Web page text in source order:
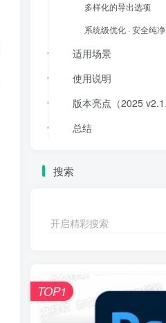
多样化的导出选项
系统级优化 · 安全纯净
适用场景
使用说明
总结
搜索
开启精彩搜索
TOP1